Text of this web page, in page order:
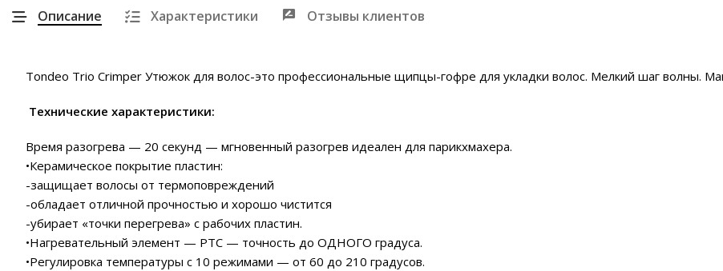
Описание Характеристики Отзывы клиентов
Tondeo Trio Crimper Утюжок для волос-это профессиональные щипцы-гофре для укладки волос. Мелкий шаг волны.
Технические характеристики:
Время разогрева — 20 секунд — мгновенный разогрев идеален для парикхмахера.
•Керамическое покрытие пластин:
-защищает волосы от термоповреждений
-обладает отличной прочностью и хорошо чистится
-убирает «точки перегрева» с рабочих пластин.
•Нагревательный элемент — PTC — точность до ОДНОГО градуса.
•Регулировка температуры с 10 режимами — от 60 до 210 градусов.